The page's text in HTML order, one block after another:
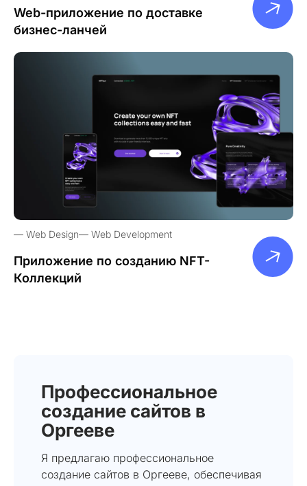
Web-приложение по доставке
бизнес-ланчей
Web Design Web Development
Приложение по созданию NFT-
Коллекций
Профессиональное
создание сайтов в
Оргееве
Я предлагаю профессиональное
создание сайтов в Оргееве, обеспечивая